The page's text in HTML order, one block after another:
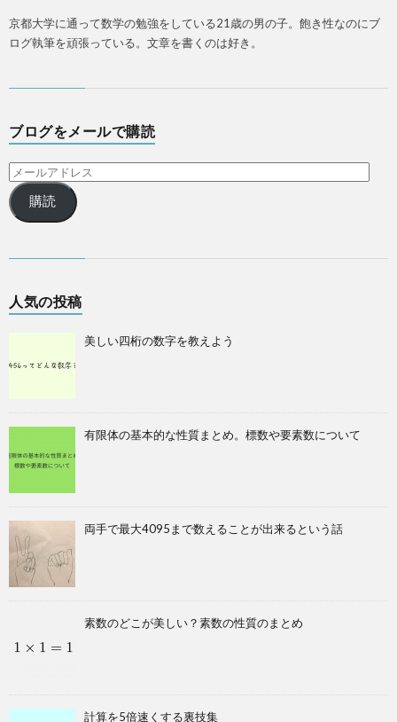
京都大学に通って数学の勉強をしている21歳の男の子。飽き性なのにブ
ログ執筆を頑張っている。文章を書くのは好き。
ブログをメールで購読
購読
人気の投稿
美しい四桁の数字を教えよう
有限体の基本的な性質まとめ。標数や要素数について
両手で最大4095まで数えることが出来るという話
素数のどこが美しい？素数の性質のまとめ
計算を5倍速くする裏技集